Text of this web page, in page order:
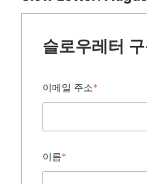
슬로우레터
이메일 주소*
이름*